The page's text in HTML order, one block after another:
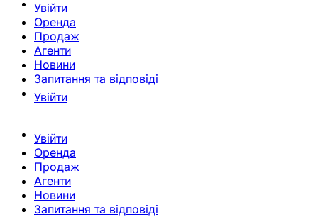
Увійти
Оренда
Продаж
Агенти
Новини
Запитання та відповіді
Увійти
Увійти
Оренда
Продаж
Агенти
Новини
Запитання та відповіді